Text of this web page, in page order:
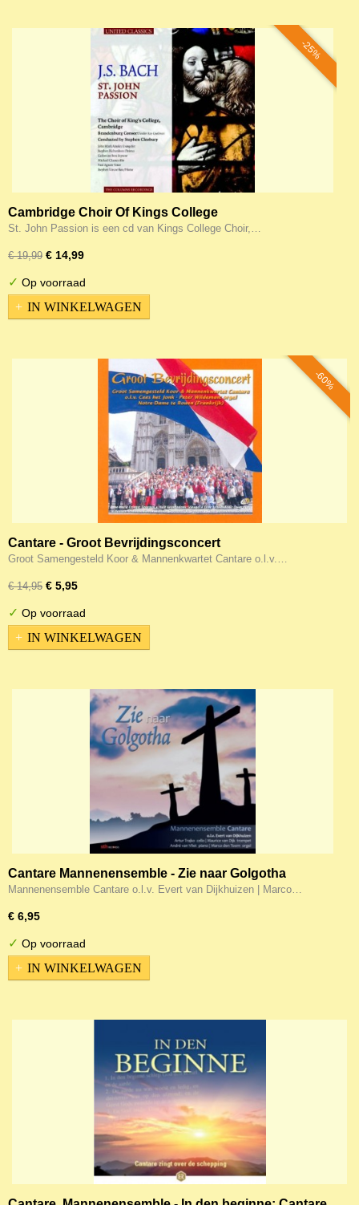
-25%
Cambridge Choir Of Kings College
St. John Passion is een cd van Kings College Choir,…
€ 19,99 € 14,99
✓ Op voorraad
IN WINKELWAGEN
-60%
Cantare - Groot Bevrijdingsconcert
Groot Samengesteld Koor & Mannenkwartet Cantare o.l.v.…
€ 14,95 € 5,95
✓ Op voorraad
IN WINKELWAGEN
Cantare Mannenensemble - Zie naar Golgotha
Mannenensemble Cantare o.l.v. Evert van Dijkhuizen | Marco…
€ 6,95
✓ Op voorraad
IN WINKELWAGEN